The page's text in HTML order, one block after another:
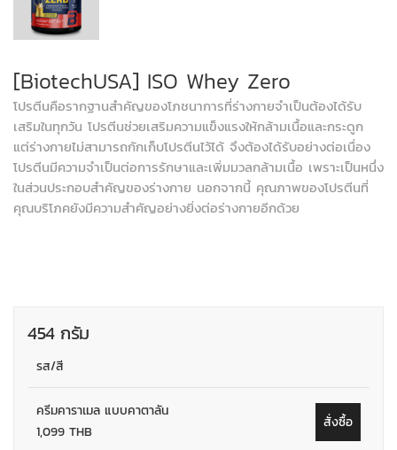
[BiotechUSA] ISO Whey Zero
โปรตีนคือรากฐานสำคัญของโภชนาการที่ร่างกายจำเป็นต้องได้รับ
เสริมในทุกวัน โปรตีนช่วยเสริมความแข็งแรงให้กล้ามเนื้อและกระดูก
แต่ร่างกายไม่สามารถกักเก็บโปรตีนไว้ได้ จึงต้องได้รับอย่างต่อเนื่อง
โปรตีนมีความจำเป็นต่อการรักษาและเพิ่มมวลกล้ามเนื้อ เพราะเป็นหนึ่ง
ในส่วนประกอบสำคัญของร่างกาย นอกจากนี้ คุณภาพของโปรตีนที่
คุณบริโภคยังมีความสำคัญอย่างยิ่งต่อร่างกายอีกด้วย
454 กรัม
รส/สี
ครีมคาราเมล แบบคาตาลัน
1,099 THB
สั่งซื้อ